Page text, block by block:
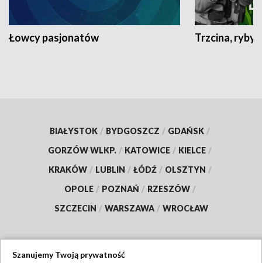
Łowcy pasjonatów Trzcina, ryby
BIAŁYSTOK / BYDGOSZCZ / GDAŃSK /
GORZÓW WLKP. / KATOWICE / KIELCE /
KRAKÓW / LUBLIN / ŁÓDŹ / OLSZTYN /
OPOLE / POZNAŃ / RZESZÓW /
SZCZECIN / WARSZAWA / WROCŁAW
Szanujemy Twoją prywatność